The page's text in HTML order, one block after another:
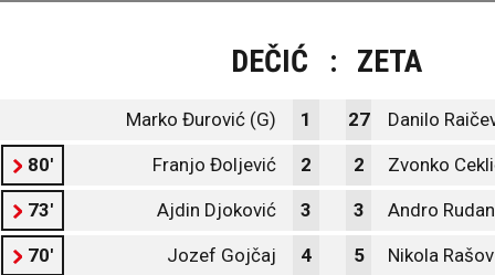
DEČIĆ : ZETA
Marko Đurović (G) 1 27 Danilo
80' Franjo Đoljević 2 2 Zvonko
73' Ajdin Djoković 3 3 Andro Rudan
70' Jozef Gojčaj 4 5 Nikola